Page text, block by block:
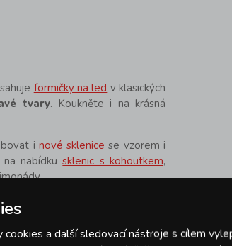
formičky na led v klasických
tvary. Koukněte i na krásná
i nové sklenice se vzorem i
na nabídkusklenic s kohoutkem,
a další sledovací nástroje s cílem